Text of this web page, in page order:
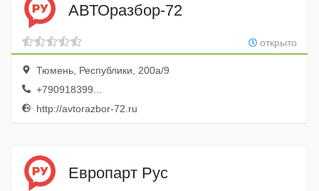
АВТОразбор-72
открыто
Тюмень, Республики, 200а/9
+790918399...
http://avtorazbor-72.ru
Европарт Рус